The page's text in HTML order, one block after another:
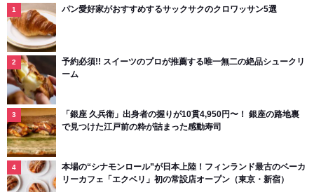
パン愛好家がおすすめするサックサクのクロワッサン5選
予約必須!! スイーツのプロが推薦する唯一無二の絶品シュークリ
ーム
「銀座 久兵衛」出身者の握りが10貫4,950円〜！ 銀座の路地裏
で見つけた江戸前の粋が詰まった感動寿司
本場の“シナモンロール”が日本上陸！フィンランド最古のベーカ
リーカフェ「エクベリ」初の常設店オープン（東京・新宿）